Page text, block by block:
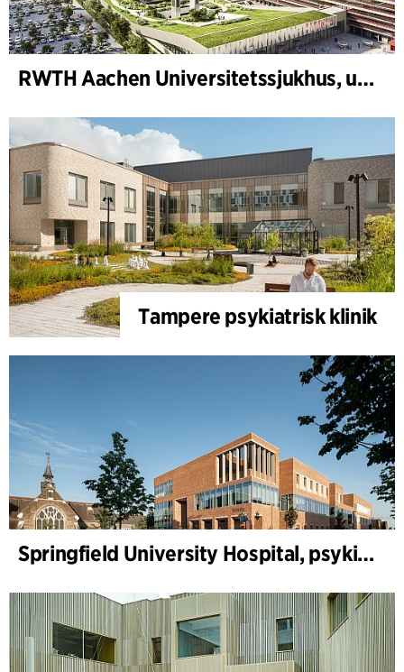
RWTH Aachen Universitetssjukhus, utbyggnad
Tampere psykiatrisk klinik
Springfield University Hospital, psykiatri